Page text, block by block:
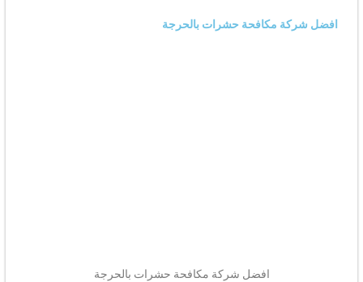
افضل شركة مكافحة حشرات بالحرجة
افضل شركة مكافحة حشرات بالحرجة